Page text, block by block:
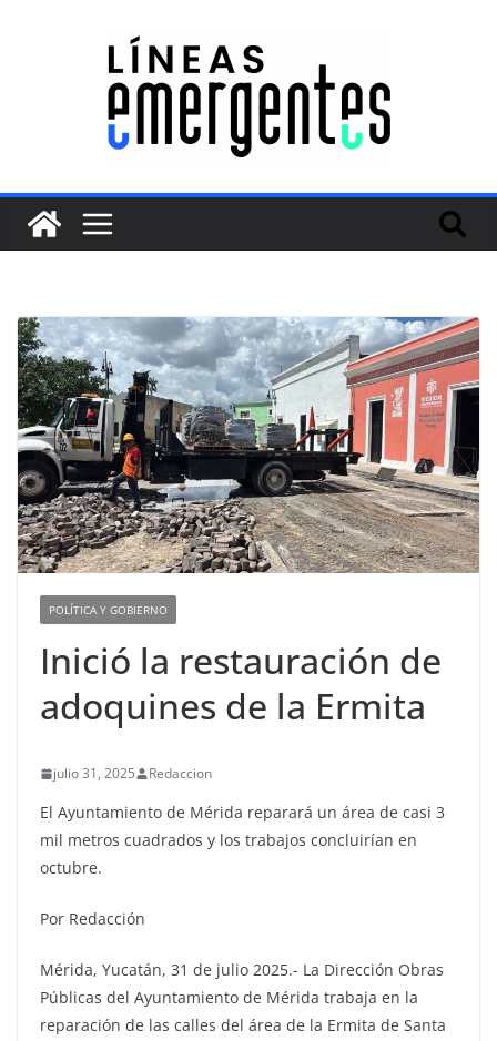
POLÍTICA Y GOBIERNO
Inició la restauración de
adoquines de la Ermita
julio 31, 2025 Redaccion
El Ayuntamiento de Mérida reparará un área de casi 3
mil metros cuadrados y los trabajos concluirían en
octubre.
Por Redacción
Mérida, Yucatán, 31 de julio 2025.- La Dirección Obras
Públicas del Ayuntamiento de Mérida trabaja en la
reparación de las calles del área de la Ermita de Santa